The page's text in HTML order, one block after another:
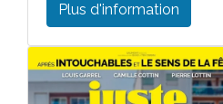
Plus d'information